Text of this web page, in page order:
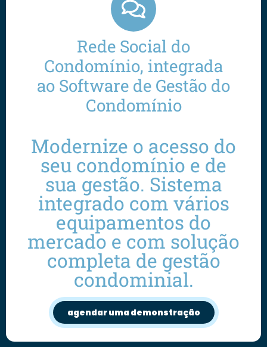
Rede Social do
Condomínio, integrada
ao Software de Gestão do
Condomínio
Modernize o acesso do
seu condomínio e de
sua gestão. Sistema
integrado com vários
equipamentos do
mercado e com solução
completa de gestão
condominial.
agendar uma demonstração